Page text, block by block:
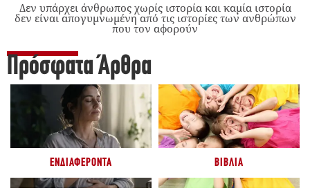
Δεν υπάρχει άνθρωπος χωρίς ιστορία και καμία ιστορία
δεν είναι απογυμνωμένη από τις ιστορίες των ανθρώπων
που τον αφορούν
Πρόσφατα Άρθρα
ΕΝΔΙΑΦΈΡΟΝΤΑ ΒΙΒΛΊΑ